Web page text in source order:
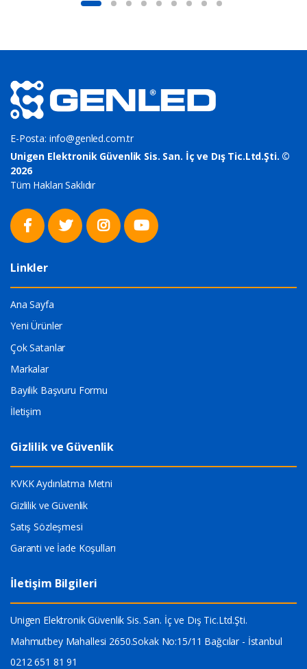
E-Posta: info@genled.com.tr
Unigen Elektronik Güvenlik Sis. San. İç ve Dış Tic.Ltd.Şti. ©
2026
Tüm Hakları Saklıdır
Linkler
Ana Sayfa
Yeni Ürünler
Çok Satanlar
Markalar
Bayilik Başvuru Formu
İletişim
Gizlilik ve Güvenlik
KVKK Aydınlatma Metni
Gizlilik ve Güvenlik
Satış Sözleşmesi
Garanti ve İade Koşulları
İletişim Bilgileri
Unigen Elektronik Güvenlik Sis. San. İç ve Dış Tic.Ltd.Şti.
Mahmutbey Mahallesi 2650.Sokak No:15/11 Bağcılar - İstanbul
0212 651 81 91